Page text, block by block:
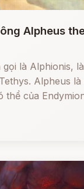
Alpheus
là Alphionis,
Alpheus là
thể của